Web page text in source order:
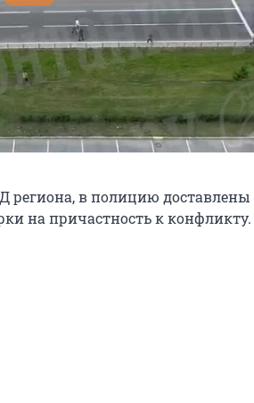
в полицию доставлены
на причастность к конфликту.